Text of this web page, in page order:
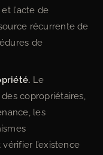
l’acte de
récurrente de
de
Le
copropriétaires,
les
vérifier l’existence